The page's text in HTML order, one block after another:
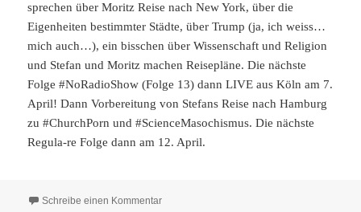
sprechen über Moritz Reise nach New York, über die
Eigenheiten bestimmter Städte, über Trump (ja, ich weiss…
mich auch…), ein bisschen über Wissenschaft und Religion
und Stefan und Moritz machen Reisepläne. Die nächste
Folge #NoRadioShow (Folge 13) dann LIVE aus Köln am 7.
April! Dann Vorbereitung von Stefans Reise nach Hamburg
zu #ChurchPorn und #ScienceMasochismus. Die nächste
Regula-re Folge dann am 12. April.
Schreibe einen Kommentarzu NoRadioShow012